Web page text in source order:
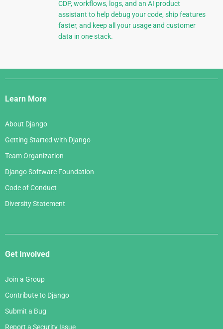
CDP, workflows, logs, and an AI product
assistant to help debug your code, ship features
faster, and keep all your usage and customer
data in one stack.
Django
Links
Learn More
About Django
Getting Started with Django
Team Organization
Django Software Foundation
Code of Conduct
Diversity Statement
Get Involved
Join a Group
Contribute to Django
Submit a Bug
Report a Security Issue